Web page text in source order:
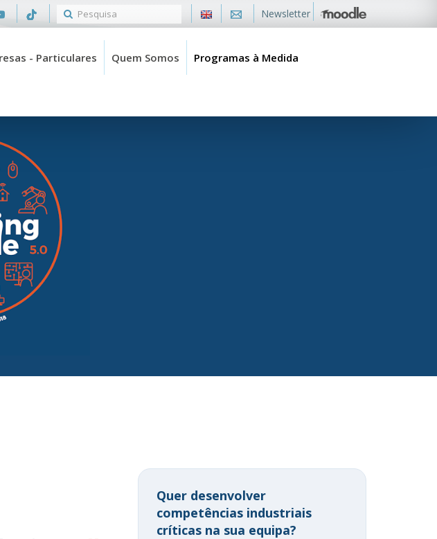
Newsletter
- Particulares Quem Somos Programas à Medida
Quer desenvolver
competências industriais
críticas na sua equipa?